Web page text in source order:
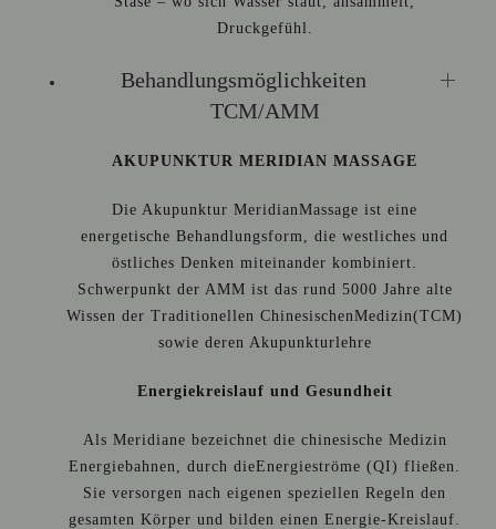
Druckgefühl.
Behandlungsmöglichkeiten
TCM/AMM
AKUPUNKTUR MERIDIAN MASSAGE
Die Akupunktur MeridianMassage ist eine
energetische Behandlungsform, die westliches und
östliches Denken miteinander kombiniert.
Schwerpunkt der AMM ist das rund 5000 Jahre alte
Wissen der Traditionellen ChinesischenMedizin(TCM)
sowie deren Akupunkturlehre
Energiekreislauf und Gesundheit
Als Meridiane bezeichnet die chinesische Medizin
Energiebahnen, durch dieEnergieströme (QI) fließen.
Sie versorgen nach eigenen speziellen Regeln den
gesamten Körper und bilden einen Energie-Kreislauf.